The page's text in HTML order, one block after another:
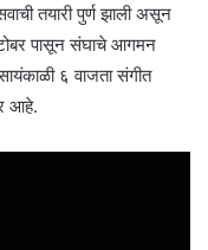
तयारी पुर्ण झाली असून
पासून संघाचे आगमन
६ वाजता संगीत
आहे.